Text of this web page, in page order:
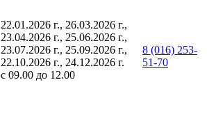
22.01.2026 г., 26.03.2026 г.,
23.04.2026 г., 25.06.2026 г.,
23.07.2026 г., 25.09.2026 г.,
22.10.2026 г., 24.12.2026 г.
с 09.00 до 12.00
8 (016) 253-
51-70